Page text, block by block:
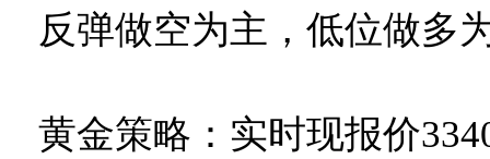
反弹做空为主，低位做多
黄金策略：实时现报价